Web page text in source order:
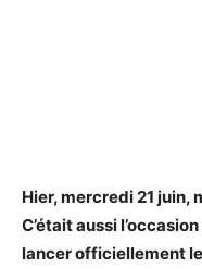
Hier, mercredi 21 juin,
C’était aussi
lancer officiellement